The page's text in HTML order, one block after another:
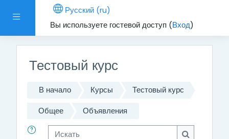
Боковая панель
Русский ‎(ru)‎
Вы используете гостевой доступ (Вход)
Перейти к основному содержанию
Тестовый курс
В начало Курсы Тестовый курс
Общее
Объявления
Искать